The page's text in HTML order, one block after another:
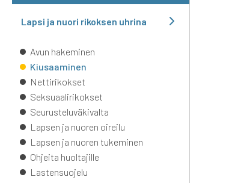
Lapsi ja nuori rikoksen uhrina
Avun hakeminen
Kiusaaminen
Nettirikokset
Seksuaalirikokset
Seurusteluväkivalta
Lapsen ja nuoren oireilu
Lapsen ja nuoren tukeminen
Ohjeita huoltajille
Lastensuojelu